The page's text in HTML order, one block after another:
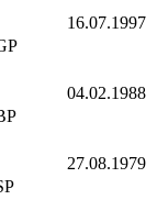
16.07.1997
04.02.1988
27.08.1979